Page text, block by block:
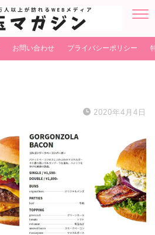
お問い合わせ プライバシーポリシー
2020年4月4日